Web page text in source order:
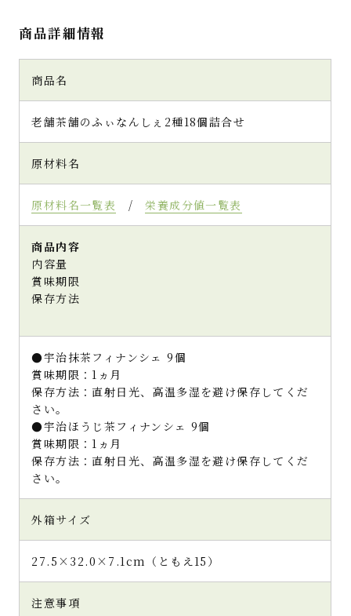
商品詳細情報
商品名
老舗茶舗のふぃなんしぇ2種18個詰合せ
原材料名
原材料名一覧表 /栄養成分値一覧表
商品内容
内容量
賞味期限
保存方法
●宇治抹茶フィナンシェ 9個
賞味期限：1ヵ月
保存方法：直射日光、高温多湿を避け保存してくだ
さい。
●宇治ほうじ茶フィナンシェ 9個
賞味期限：1ヵ月
保存方法：直射日光、高温多湿を避け保存してくだ
さい。
外箱サイズ
27.5×32.0×7.1cm（ともえ15）
注意事項